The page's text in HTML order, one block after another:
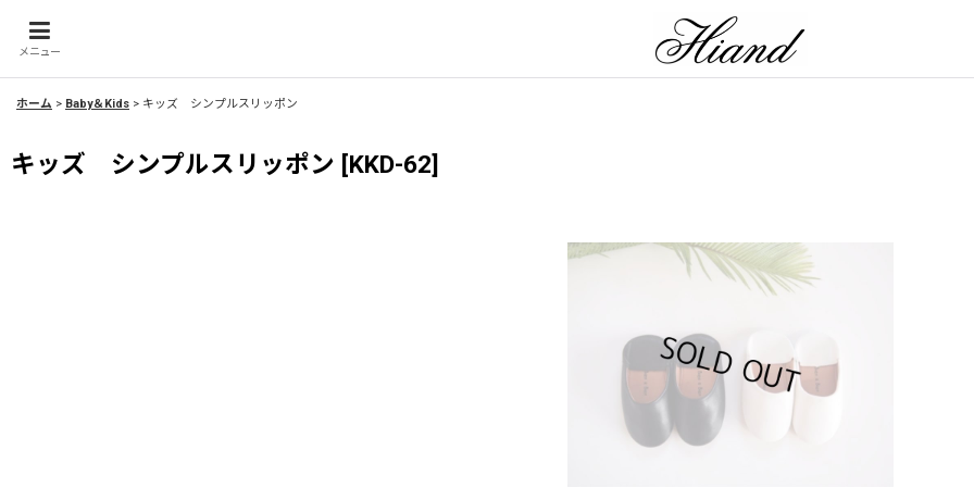
メニュー
ホーム > Baby＆Kids > キッズ シンプルスリッポン
キッズ シンプルスリッポン [KKD-62]